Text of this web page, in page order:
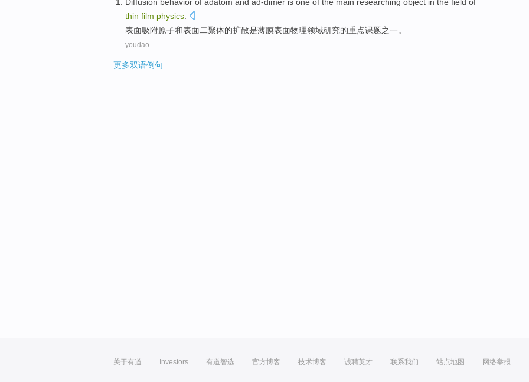
Diffusion behavior of adatom and ad-dimer is one of the main researching object in the field of
thin film physics.
表面吸附原子和表面二聚体的扩散是薄膜表面物理领域研究的重点课题之一。
youdao
更多双语例句
关于有道 Investors 有道智选 官方博客 技术博客 诚聘英才 联系我们 站点地图 网络举报